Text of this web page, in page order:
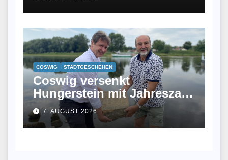
COSWIG STADTGESCHEHEN
Coswig versenkt
Hungerstein mit Jahreszahl
2026 in der Elbe
7. AUGUST 2026